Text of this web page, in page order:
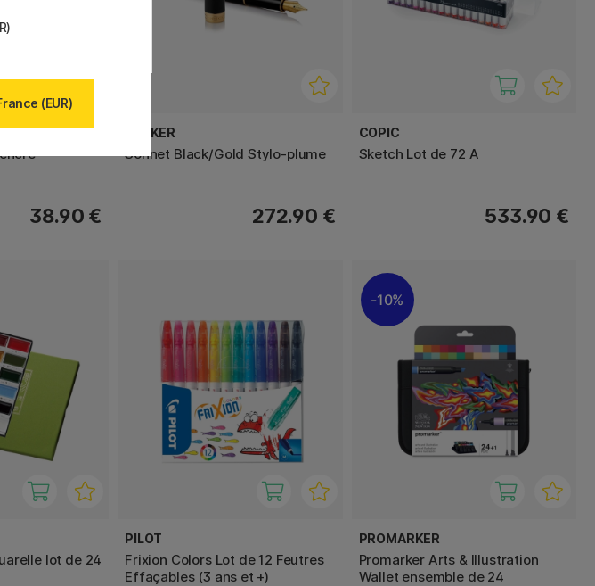
38.90 €
PARKER
Sonnet Black/Gold Stylo-plume
272.90 €
COPIC
Sketch Lot de 72 A
533.90 €
lot de 24
PILOT
Frixion Colors Lot de 12 Feutres
Effaçables (3 ans et +)
10%
PROMARKER
Promarker Arts & Illustration
Wallet ensemble de 24
(EUR)